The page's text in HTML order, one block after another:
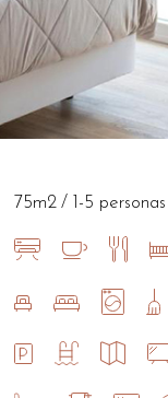
75m2 1-5 personas